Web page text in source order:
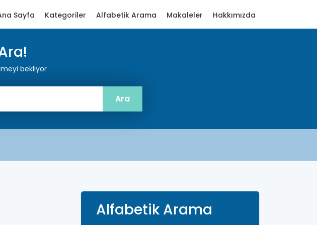
Sayfa Kategoriler Alfabetik Arama Makaleler Hakkımızda
bekliyor
Alfabetik Arama